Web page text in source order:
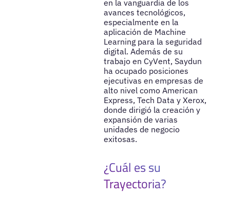
en la vanguardia de los
avances tecnológicos,
especialmente en la
aplicación de Machine
Learning para la seguridad
digital. Además de su
trabajo en CyVent, Saydun
ha ocupado posiciones
ejecutivas en empresas de
alto nivel como American
Express, Tech Data y Xerox,
donde dirigió la creación y
expansión de varias
unidades de negocio
exitosas.
¿Cuál es su
Trayectoria?